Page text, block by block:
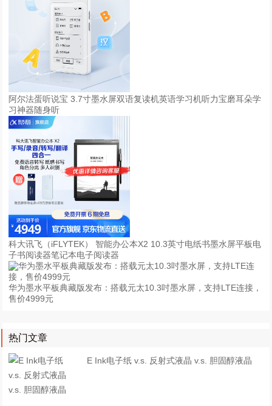
阿尔法蛋听说宝 3.7寸墨水屏双语复读机英语学习机听力宝磨耳朵学
习神器随身听
科大讯飞（iFLYTEK） 智能办公本X2 10.3英寸电纸书墨水屏平板电
子书阅读器笔记本电子阅读器
华为墨水平板典藏版发布：搭载元太10.3吋墨水屏，支持LTE连接，
售价4999元
热门文章
E Ink电子纸 v.s. 反射式液晶 v.s. 胆固醇液晶